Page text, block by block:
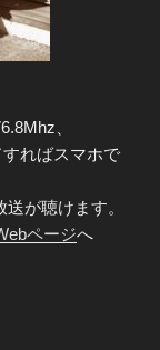
、
ればスマホで
が聴けます。
ページへ